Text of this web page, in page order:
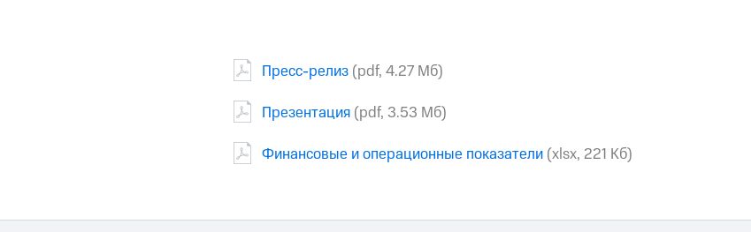
Пресс-релиз (pdf, 4.27 Мб)
Презентация (pdf, 3.53 Мб)
Финансовые и операционные показатели (xlsx, 221 Кб)